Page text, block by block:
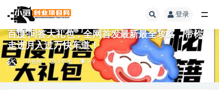
登录
百度·问答大礼包，全网首发最新最全攻略，带你
走进月入过万快车道！
中创网 3 年前 9.9